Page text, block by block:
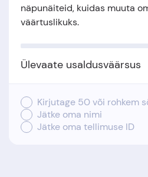
näpunäiteid, kuidas muuta
väärtuslikuks.
Ülevaate usaldusväärsus
Kirjutage 50 või rohkem
Jätke oma nimi
Jätke oma tellimuse ID